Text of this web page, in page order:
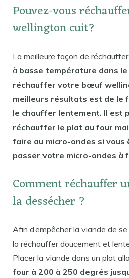
Pouvez-vous
wellington cuit?
La meilleure façon de
à basse température dans le
réchauffer votre bœuf
meilleurs résultats est de le
le chauffer lentement. Il est
réchauffer le plat au four
faire au micro-ondes si vous
passer votre micro-ondes à
Comment réchauffer
la dessécher ?
Afin d’empêcher la viande de
la réchauffer doucement et
Placer la viande dans un plat
four à 200 à 250 degrés